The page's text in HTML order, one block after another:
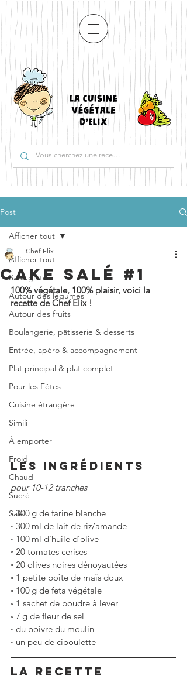
Post
Afficher tout
Sans gluten
Autour des légumes
Autour des fruits
Boulangerie, pâtisserie & desserts
Entrée, apéro & accompagnement
Plat principal & plat complet
Pour les Fêtes
Cuisine étrangère
Simili
À emporter
Froid
Chaud
Sucré
Salé
Afficher tout
CAKE SALÉ #1
Chef Elix
100% végétale, 100% plaisir, voici la
recette de Chef Elix !
LES INGRÉDIENTS
pour 10-12 tranches
◦ 300 g de farine blanche
◦ 300 ml de lait de riz/amande
◦ 100 ml d’huile d’olive
◦ 20 tomates cerises
◦ 20 olives noires dénoyautées
◦ 1 petite boîte de maïs doux
◦ 100 g de feta végétale
◦ 1 sachet de poudre à lever
◦ 7 g de fleur de sel
◦ du poivre du moulin
◦ un peu de ciboulette
LA RECETTE